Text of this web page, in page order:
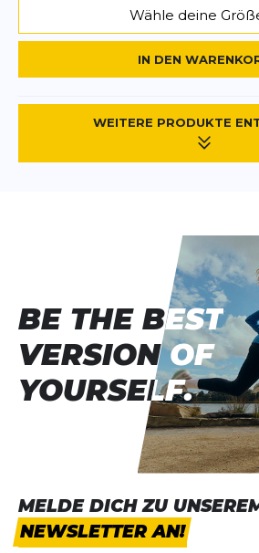
Wähle deine
IN DEN
WEITERE PRODUKTE
MELDE DICH ZU
NEWSLETTER AN!
BE THE BEST
VERSION OF
YOURSELF.
BE THE BEST
VERSION OF
YOURSELF.